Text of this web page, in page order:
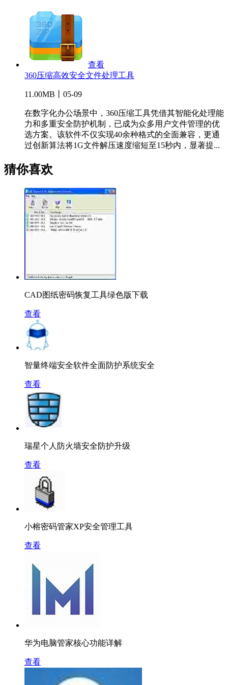
查看
360压缩高效安全文件处理工具
11.00MB丨05-09
在数字化办公场景中，360压缩工具凭借其智能化处理能
力和多重安全防护机制，已成为众多用户文件管理的优
选方案。该软件不仅实现40余种格式的全面兼容，更通
过创新算法将1G文件解压速度缩短至15秒内，显著提...
猜你喜欢
CAD图纸密码恢复工具绿色版下载
查看
智量终端安全软件全面防护系统安全
查看
瑞星个人防火墙安全防护升级
查看
小榕密码管家XP安全管理工具
查看
华为电脑管家核心功能详解
查看